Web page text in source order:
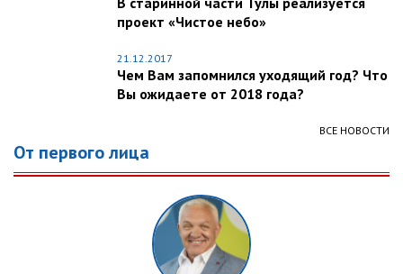
проект «Чистое небо»
21.12.2017
Чем Вам запомнился уходящий год? Что
Вы ожидаете от 2018 года?
ВСЕ НОВОСТИ
От первого лица